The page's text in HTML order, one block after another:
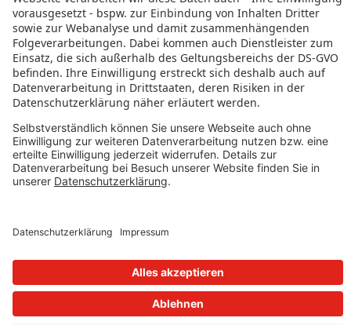
RECHTLICHES
Datenschutz
Impressum
Governance
Nutzungsbedingungen